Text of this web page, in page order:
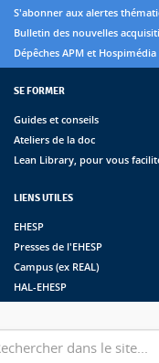
S'abonner aux alertes
Bulletin des nouvelles
Dépêches APM et Hospimédia
SE FORMER
Guides et conseils
Ateliers de la doc
Lean Library, pour vous
LIENS UTILES
EHESP
Presses de l'EHESP
Campus (ex REAL)
HAL-EHESP
Suivez les